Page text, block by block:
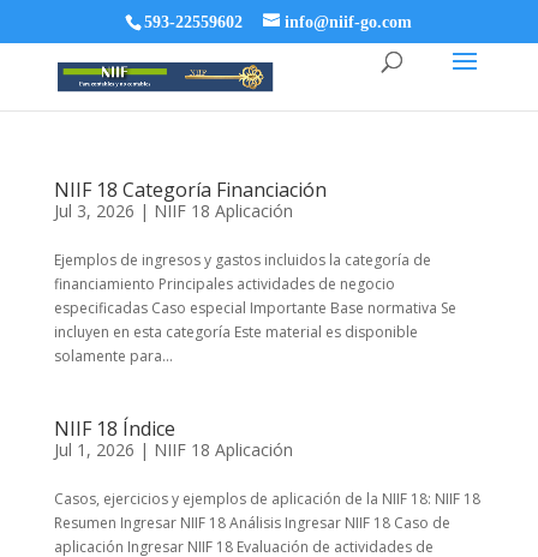
593-22559602 info@niif-go.com
NIIF 18 Categoría Financiación
Jul 3, 2026 | NIIF 18 Aplicación
Ejemplos de ingresos y gastos incluidos la categoría de
financiamiento Principales actividades de negocio
especificadas Caso especial Importante Base normativa Se
incluyen en esta categoría Este material es disponible
solamente para...
NIIF 18 Índice
Jul 1, 2026 | NIIF 18 Aplicación
Casos, ejercicios y ejemplos de aplicación de la NIIF 18: NIIF 18
Resumen Ingresar NIIF 18 Análisis Ingresar NIIF 18 Caso de
aplicación Ingresar NIIF 18 Evaluación de actividades de